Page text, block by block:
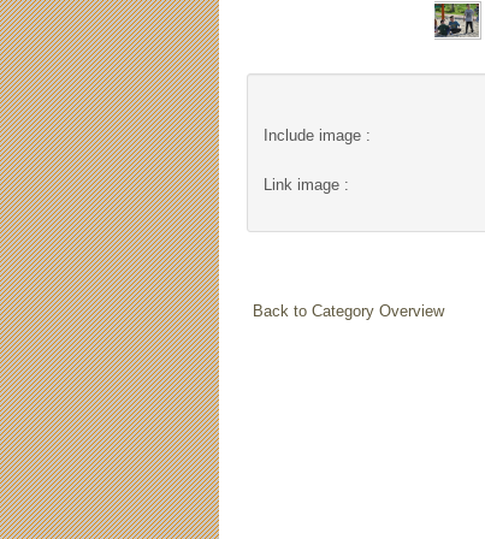
Include image :
Link image :
Back to Category Overview